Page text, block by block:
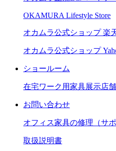
OKAMURA Lifestyle Store
オカムラ公式ショップ 楽
オカムラ公式ショップ
ショールーム
在宅ワーク用家具展示店舗
お問い合わせ
オフィス家具の修理（サ
取扱説明書